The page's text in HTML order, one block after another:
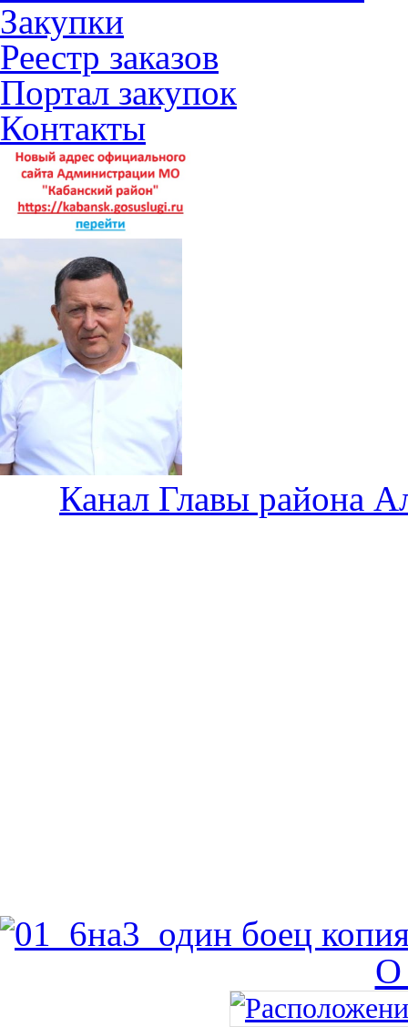
Закупки
Реестр заказов
Портал закупок
Контакты
Канал Главы района
О